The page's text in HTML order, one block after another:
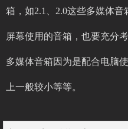
箱，如2.1、2.0这些多媒体
屏幕使用的音箱，也要充分
多媒体音箱因为是配合电脑
上一般较小等等。